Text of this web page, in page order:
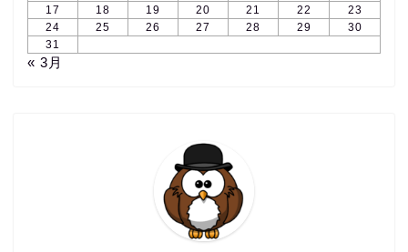
17
18 19 20 21 22
23
24
25 26 27 28 29
30
31
« 3月